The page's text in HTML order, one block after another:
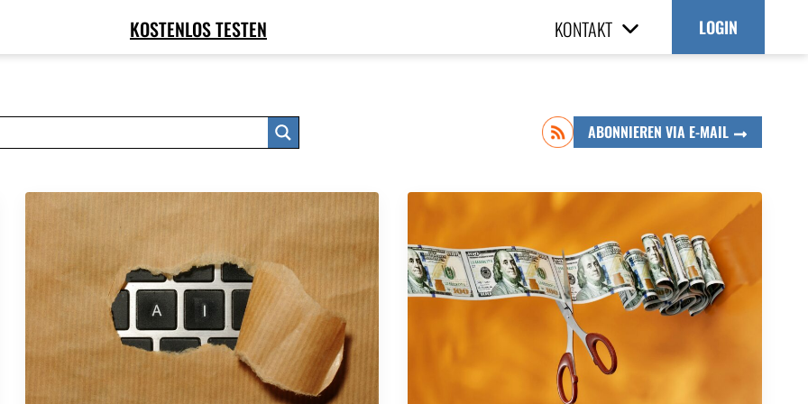
KOSTENLOS TESTEN KONTAKT LOGIN
ABONNIEREN VIA E-MAIL